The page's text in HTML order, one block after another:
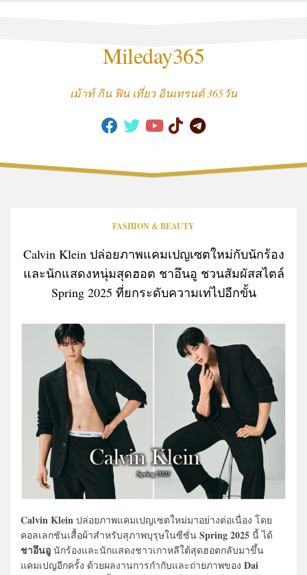
Mileday365
เม้าท์ กิน ฟิน เที่ยว อินเทรนด์ 365วัน
FASHION & BEAUTY
Calvin Klein ปล่อยภาพแคมเปญเซตใหม่กับนักร้อง
และนักแสดงหนุ่มสุดฮอต ชาอึนอู ชวนสัมผัสสไตล์
Spring 2025 ที่ยกระดับความเท่ไปอีกขั้น
Calvin Klein ปล่อยภาพแคมเปญเซตใหม่มาอย่างต่อเนื่อง โดย
คอลเลกชันเสื้อผ้าสำหรับสุภาพบุรุษในซีซั่น Spring 2025 นี้ ได้
ชาอึนอู นักร้องและนักแสดงชาวเกาหลีใต้สุดฮอตกลับมาขึ้น
แคมเปญอีกครั้ง ด้วยผลงานการกำกับและถ่ายภาพของ Dai